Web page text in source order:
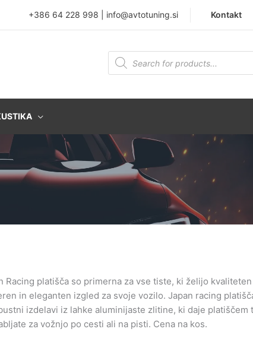
+386 64 228 998 info@avtotuning.si Kontakt
Products
search
Racing platišča so primerna za vse tiste, ki želijo
in eleganten izgled za svoje vozilo. Japan racing
izdelavi iz lahke aluminijaste zlitine, ki daje platiščem
za vožnjo po cesti ali na pisti. Cena na kos.